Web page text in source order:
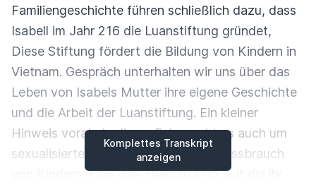
Komplettes Transkript
anzeigen
Familiengeschichte führen schließlich dazu, dass
Isabell im Jahr 216 die Luanstiftung gründet,
Diese Stiftung fördert die Bildung von Kindern in
Vietnam. Gespräch unterhalten wir uns über das
Leben von Isabels Mutter ihre eigene Geschichte
und die Arbeit der Luanstiftung. Ein kleiner
Hinweis vorab, in dieser Folge geht es auch um
sexualisierte Gewalt und sexuellen Missbrauch
von Kindern. Falls das Themen sind, auf die ihr